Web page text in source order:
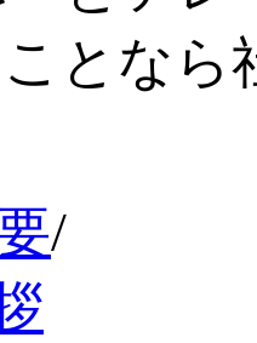
となら
/